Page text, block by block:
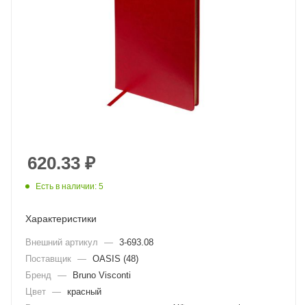
620.33 ₽
Есть в наличии: 5
Характеристики
Внешний артикул — 3-693.08
Поставщик — OASIS (48)
Бренд
—
Bruno Visconti
Цвет — красный